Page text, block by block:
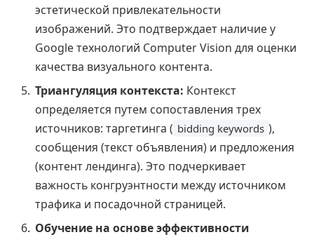
эстетической привлекательности
изображений. Это подтверждает наличие у
Google технологий Computer Vision для оценки
качества визуального контента.
Триангуляция контекста: Контекст
определяется путем сопоставления трех
источников: таргетинга ( bidding keywords ),
сообщения (текст объявления) и предложения
(контент лендинга). Это подчеркивает
важность конгруэнтности между источником
трафика и посадочной страницей.
Обучение на основе эффективности